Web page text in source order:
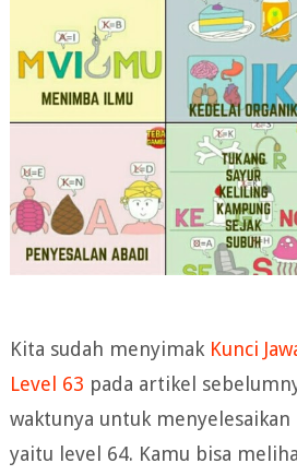
Kita sudah menyimak Kunci
Level 63 pada artikel
waktunya untuk
yaitu level 64. Kamu bisa